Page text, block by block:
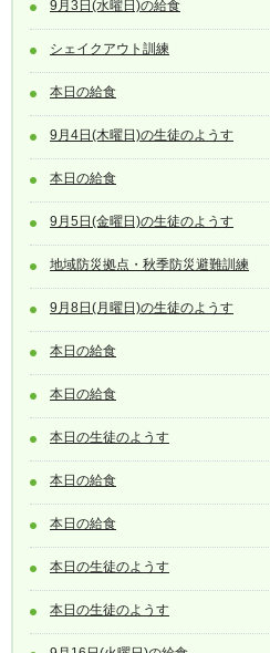
9月3日(水曜日)の給食
シェイクアウト訓練
本日の給食
9月4日(木曜日)の生徒のようす
本日の給食
9月5日(金曜日)の生徒のようす
地域防災拠点・秋季防災避難訓練
9月8日(月曜日)の生徒のようす
本日の給食
本日の給食
本日の生徒のようす
本日の給食
本日の給食
本日の生徒のようす
本日の生徒のようす